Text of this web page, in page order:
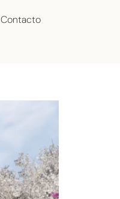
Contacto